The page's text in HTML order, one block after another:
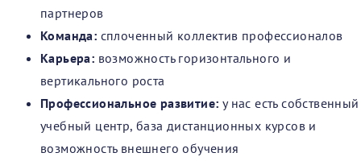
партнеров
Команда: сплоченный коллектив профессионалов
Карьера: возможность горизонтального и
вертикального роста
Профессиональное развитие: у нас есть собственный
учебный центр, база дистанционных курсов и
возможность внешнего обучения